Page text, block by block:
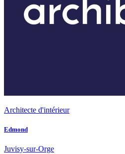
Architecte d'intérieur
Edmond
Juvisy-sur-Orge